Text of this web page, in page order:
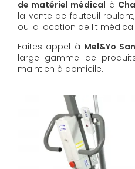
de matériel médical à
la vente de fauteuil
ou la location de lit
Faites appel à Mel&Yo
large gamme de
maintien à domicile.